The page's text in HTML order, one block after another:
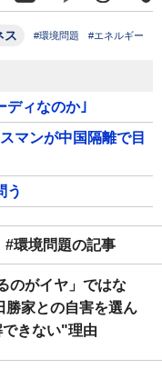
ス #環境問題 #エネルギー
ディなのか｣
マンが中国隔離で目
う
#環境問題の記事
のがイヤ」ではな
勝家との自害を選ん
きない"理由